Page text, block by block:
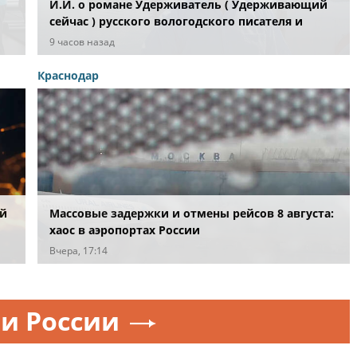
И.И. о романе Удерживатель ( Удерживающий
сейчас ) русского вологодского писателя и
поэта Андрея Малышева ( роман опубликован в
2016 г. )
9 часов назад
Краснодар
Массовые задержки и отмены рейсов 8 августа:
хаос в аэропортах России
Вчера, 17:14
России